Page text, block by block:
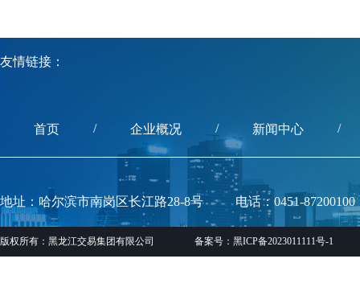
友情链接：
首页 / 企业概况 / 新闻中心 /
地址：哈尔滨市南岗区长江路28-8号 电话：0451-87200100
版权所有：黑龙江交易集团有限公司 备案号：黑ICP备2023011111号-1